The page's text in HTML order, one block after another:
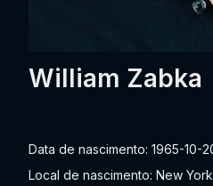
William Zabka
Data de nascimento: 1965-10-
Local de nascimento: New